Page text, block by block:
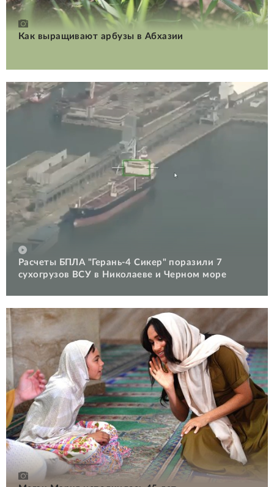
Как выращивают арбузы в Абхазии
Расчеты БПЛА "Герань-4 Сикер" поразили 7
сухогрузов ВСУ в Николаеве и Черном море